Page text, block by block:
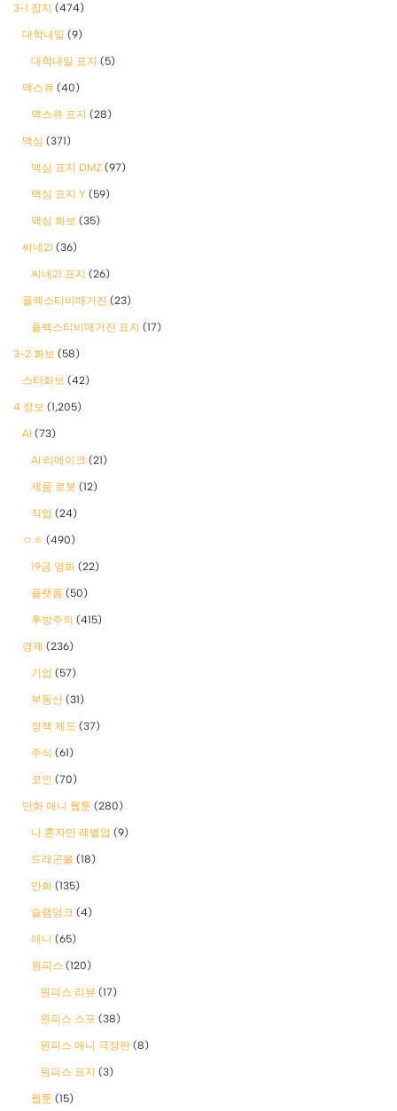
3-1 잡지 (474)
대학내일 (9)
대학내일 표지 (5)
맥스큐 (40)
맥스큐 표지 (28)
맥심 (371)
맥심 표지 DMZ (97)
맥심 표지 Y (59)
맥심 화보 (35)
씨네21 (36)
씨네21 표지 (26)
플렉스티비매거진 (23)
플렉스티비매거진 표지 (17)
3-2 화보 (58)
스타화보 (42)
4 정보 (1,205)
AI (73)
AI 리메이크 (21)
제품 로봇 (12)
직업 (24)
ㅇㅎ (490)
19금 영화 (22)
플랫폼 (50)
후방주의 (415)
경제 (236)
기업 (57)
부동산 (31)
정책 제도 (37)
주식 (61)
코인 (70)
만화 애니 웹툰 (280)
나 혼자만 레벨업 (9)
드래곤볼 (18)
만화 (135)
슬램덩크 (4)
애니 (65)
원피스 (120)
원피스 리뷰 (17)
원피스 스포 (38)
원피스 애니 극장판 (8)
원피스 표지 (3)
웹툰 (15)